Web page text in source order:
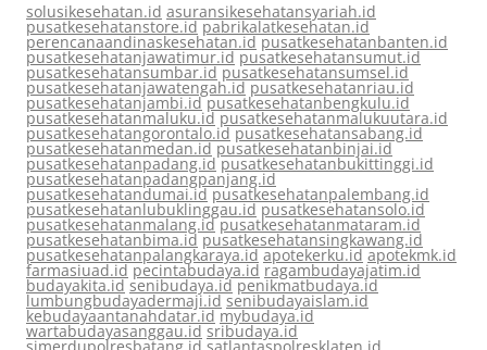
solusikesehatan.id asuransikesehatansyariah.id
pusatkesehatanstore.id pabrikalatkesehatan.id
perencanaandinaskesehatan.id pusatkesehatanbanten.id
pusatkesehatanjawatimur.id pusatkesehatansumut.id
pusatkesehatansumbar.id pusatkesehatansumsel.id
pusatkesehatanjawatengah.id pusatkesehatanriau.id
pusatkesehatanjambi.id pusatkesehatanbengkulu.id
pusatkesehatanmaluku.id pusatkesehatanmalukuutara.id
pusatkesehatangorontalo.id pusatkesehatansabang.id
pusatkesehatanmedan.id pusatkesehatanbinjai.id
pusatkesehatanpadang.id pusatkesehatanbukittinggi.id
pusatkesehatanpadangpanjang.id
pusatkesehatandumai.id pusatkesehatanpalembang.id
pusatkesehatanlubuklinggau.id pusatkesehatansolo.id
pusatkesehatanmalang.id pusatkesehatanmataram.id
pusatkesehatanbima.id pusatkesehatansingkawang.id
pusatkesehatanpalangkaraya.id apotekerku.id apotekmk.id
farmasiuad.id pecintabudaya.id ragambudayajatim.id
budayakita.id senibudaya.id penikmatbudaya.id
lumbungbudayadermaji.id senibudayaislam.id
kebudayaantanahdatar.id mybudaya.id
wartabudayasanggau.id sribudaya.id